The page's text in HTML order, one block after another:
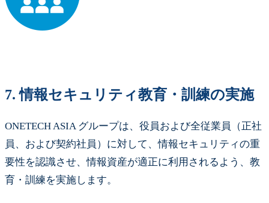
7. 情報セキュリティ教育・訓練の実施
ONETECH ASIA グループは、役員および全従業員（正社
員、および契約社員）に対して、情報セキュリティの重
要性を認識させ、情報資産が適正に利用されるよう、教
育・訓練を実施します。